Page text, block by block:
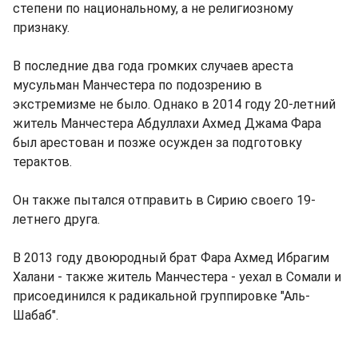
степени по национальному, а не религиозному
признаку.
В последние два года громких случаев ареста
мусульман Манчестера по подозрению в
экстремизме не было. Однако в 2014 году 20-летний
житель Манчестера Абдуллахи Ахмед Джама Фара
был арестован и позже осужден за подготовку
терактов.
Он также пытался отправить в Сирию своего 19-
летнего друга.
В 2013 году двоюродный брат Фара Ахмед Ибрагим
Халани - также житель Манчестера - уехал в Сомали и
присоединился к радикальной группировке "Аль-
Шабаб".